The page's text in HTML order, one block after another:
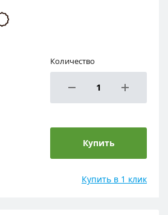
Количество
Купить
Купить в 1 клик